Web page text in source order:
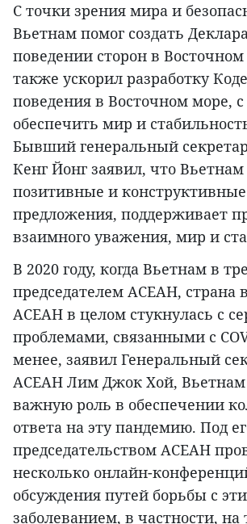
С точки зрения мира и
Вьетнам помог создать
поведении сторон в
также ускорил разработку
поведения в Восточном море,
обеспечить мир и
Бывший генеральный
Кенг Йонг заявил, что Вьетнам
позитивные и конструктивные
предложения, поддерживает
взаимного уважения, мир и
В 2020 году, когда Вьетнам в
председателем АСЕАН, страна
АСЕАН в целом стукнулась с
проблемами, связанными с
менее, заявил Генеральный
АСЕАН Лим Джок Хой, Вьетнам
важную роль в обеспечении
ответа на эту пандемию. Под
председательством АСЕАН
несколько онлайн-
обсуждения путей борьбы с
заболеванием, в частности, на